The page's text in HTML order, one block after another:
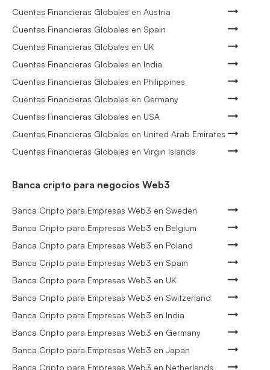
Cuentas Financieras Globales en Austria
Cuentas Financieras Globales en Spain
Cuentas Financieras Globales en UK
Cuentas Financieras Globales en India
Cuentas Financieras Globales en Philippines
Cuentas Financieras Globales en Germany
Cuentas Financieras Globales en USA
Cuentas Financieras Globales en United Arab Emirates
Cuentas Financieras Globales en Virgin Islands
Banca cripto para negocios Web3
Banca Cripto para Empresas Web3 en Sweden
Banca Cripto para Empresas Web3 en Belgium
Banca Cripto para Empresas Web3 en Poland
Banca Cripto para Empresas Web3 en Spain
Banca Cripto para Empresas Web3 en UK
Banca Cripto para Empresas Web3 en Switzerland
Banca Cripto para Empresas Web3 en India
Banca Cripto para Empresas Web3 en Germany
Banca Cripto para Empresas Web3 en Japan
Banca Cripto para Empresas Web3 en Netherlands